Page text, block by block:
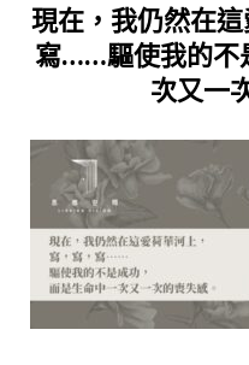
現在，我仍然在
寫……驅使我的不
次又一